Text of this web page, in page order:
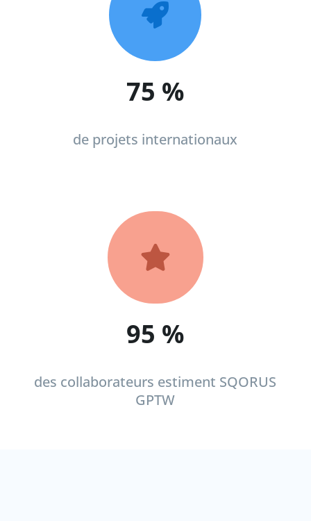

75 %
de projets internationaux

95 %
des collaborateurs estiment SQORUS
GPTW